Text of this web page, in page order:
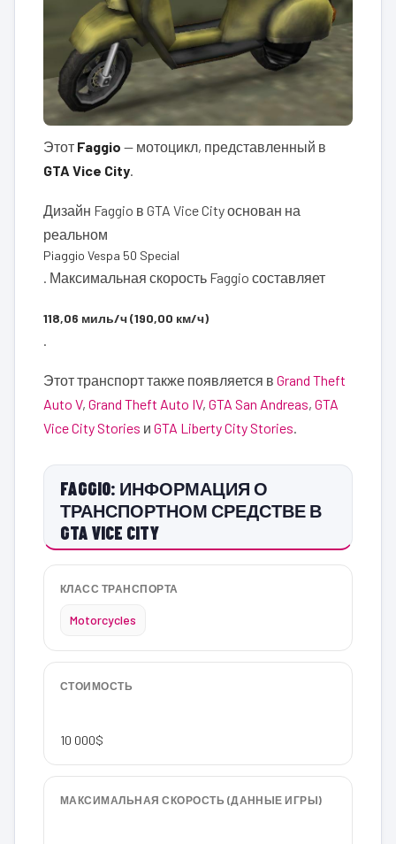
Этот Faggio — мотоцикл, представленный в
GTA Vice City.
Дизайн Faggio в GTA Vice City основан на
реальном
Piaggio Vespa 50 Special
. Максимальная скорость Faggio составляет
118,06 миль/ч (190,00 км/ч)
.
Этот транспорт также появляется в Grand Theft
Auto V, Grand Theft Auto IV, GTA San Andreas, GTA
Vice City Stories и GTA Liberty City Stories.
FAGGIO: ИНФОРМАЦИЯ О
ТРАНСПОРТНОМ СРЕДСТВЕ В
GTA VICE CITY
КЛАСС ТРАНСПОРТА
Motorcycles
СТОИМОСТЬ
10 000$
МАКСИМАЛЬНАЯ СКОРОСТЬ (ДАННЫЕ ИГРЫ)